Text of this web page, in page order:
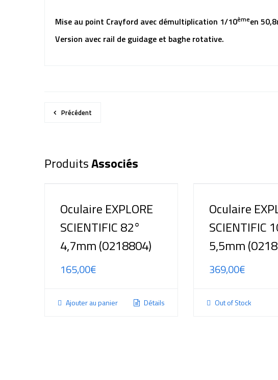
Mise au point Crayford avec démultiplication 1/10èmeen
Version avec rail de guidage et baghe rotative.
Précédent
ProduitsAssociés
Oculaire EXPLORE
SCIENTIFIC 82°
4,7mm (0218804)
165,00€
Ajouter au panier Détails
Oculaire
SCIENTIFIC
5,5mm
369,00€
Out of Stock